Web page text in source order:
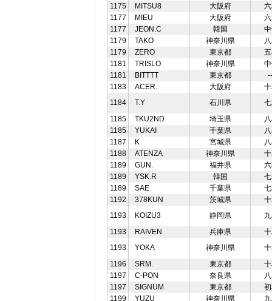
1175
MITSU8 大阪府
1177
MIEU 大阪府
1177
JEON.C 韓国
1179
TAKO 神奈川県
1179
ZERO 東京都
1181
TRISLO 神奈川県
1181
BITTTT 東京都
1183
ACER. 大阪府
1184
T.Y 石川県
1185
TKU2ND 埼玉県
1185
YUKAI 千葉県
1187
K 宮城県
1188
ATENZA 神奈川県
1189
GUN. 福井県
1189
YSK.R 韓国
1189
SAE 千葉県
1192
378KUN 茨城県
1193
KOIZU3 静岡県
1193
RAIVEN 兵庫県
1193
YOKA 神奈川県
1196
SRM. 東京都
1197
C-PON 奈良県
1197
SIGNUM 東京都
1199
YUZU 神奈川県